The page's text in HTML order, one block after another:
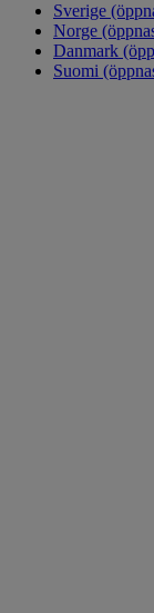
Sverige
Norge
Danmark
Suomi